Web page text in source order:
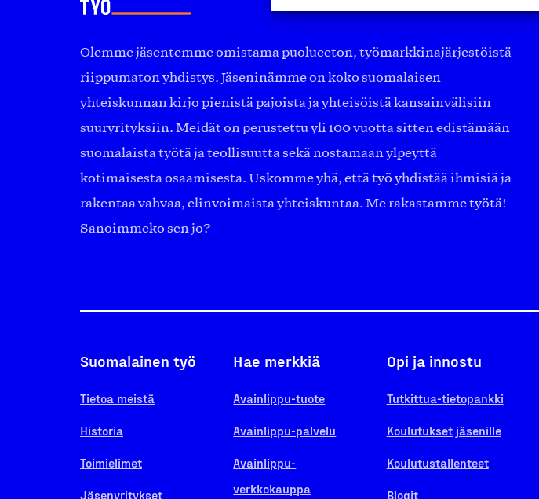
Olemme jäsentemme omistama puolueeton, työmarkkinajärjestöistä
riippumaton yhdistys. Jäseninämme on koko suomalaisen
yhteiskunnan kirjo pienistä pajoista ja yhteisöistä kansainvälisiin
suuryrityksiin. Meidät on perustettu yli 100 vuotta sitten edistämään
suomalaista työtä ja teollisuutta sekä nostamaan ylpeyttä
kotimaisesta osaamisesta. Uskomme yhä, että työ yhdistää ihmisiä ja
rakentaa vahvaa, elinvoimaista yhteiskuntaa. Me rakastamme työtä!
Sanoimmeko sen jo?
Suomalainen työ
Tietoa meistä
Historia
Toimielimet
Jäsenyritykset
Hae merkkiä
Avainlippu-tuote
Avainlippu-palvelu
Avainlippu-
verkkokauppa
Opi ja innostu
Tutkittua-tietopankki
Koulutukset jäsenille
Koulutustallenteet
Blogit